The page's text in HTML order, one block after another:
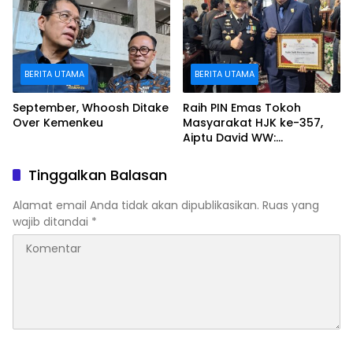
Akses Informasi Publik
BERITA UTAMA
September, Whoosh Ditake
Over Kemenkeu
BERITA UTAMA
Raih PIN Emas Tokoh
Masyarakat HJK ke-357,
Aiptu David WW:
Tinggalkan Balasan
Alamat email Anda tidak akan dipublikasikan. Ruas yang
wajib ditandai *